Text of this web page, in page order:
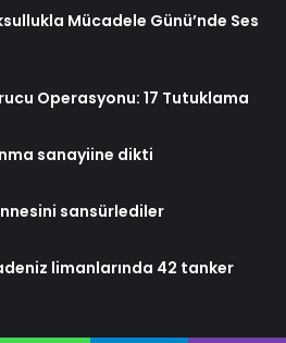
Mücadele Günü’nde Ses
Operasyonu: 17 Tutuklama
sanayiine dikti
sansürlediler
limanlarında 42 tanker